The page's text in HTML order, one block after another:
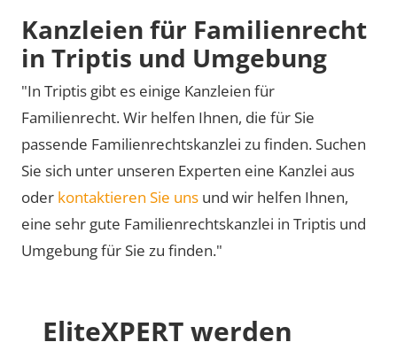
Kanzleien für Familienrecht
in Triptis und Umgebung
"In Triptis gibt es einige Kanzleien für
Familienrecht. Wir helfen Ihnen, die für Sie
passende Familienrechtskanzlei zu finden. Suchen
Sie sich unter unseren Experten eine Kanzlei aus
oder kontaktieren Sie uns und wir helfen Ihnen,
eine sehr gute Familienrechtskanzlei in Triptis und
Umgebung für Sie zu finden."
EliteXPERT werden